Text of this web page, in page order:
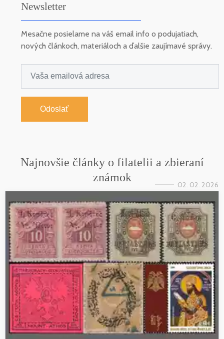
Newsletter
Mesačne posielame na váš email info o podujatiach,
nových článkoch, materiáloch a ďalšie zaujímavé správy.
Odoslať
Najnovšie články o filatelii a zbieraní
známok
02. 02. 2026